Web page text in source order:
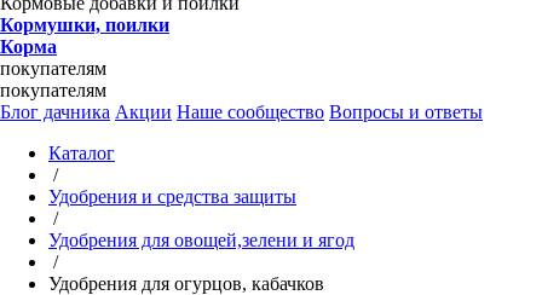
Кормушки, поилки
Корма
покупателям
покупателям
Блог дачника Акции Наше сообщество Вопросы и ответы
Каталог
/
Удобрения и средства защиты
/
Удобрения для овощей,зелени и ягод
/
Удобрения для огурцов, кабачков